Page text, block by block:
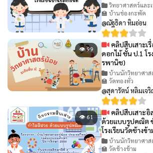
วิทยาศาสตร์และ
🏫 บ้านช่องกะพัด
@ณัฐธิดา ทิมอ่อน
👁 99
คลิปสืบเสาะเ
ดอกไม้ ชั้น ป.1 โร
รพานิช)
บ้านนักวิทยาศาส
🏫 วัดทองทั่ว
@สุดารัตน์ หลิมเจ
👁 61
คลิปสืบเสาะอิ
ด้วยแบบรูปคณิต
โรงเรียนวัดช้างข้า
บ้านนักวิทยาศาส
🏫 วัดช้างข้าม